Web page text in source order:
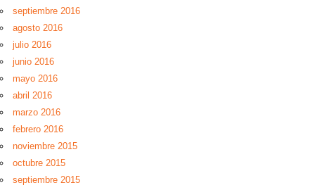
septiembre 2016
agosto 2016
julio 2016
junio 2016
mayo 2016
abril 2016
marzo 2016
febrero 2016
noviembre 2015
octubre 2015
septiembre 2015